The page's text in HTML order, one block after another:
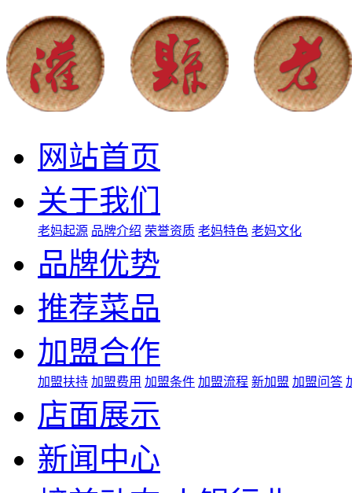
网站首页
关于我们
老妈起源 品牌介绍 荣誉资质 老妈特色 老妈文化
品牌优势
推荐菜品
加盟合作
加盟扶持 加盟费用 加盟条件 加盟流程 新加盟 加盟问答
店面展示
新闻中心